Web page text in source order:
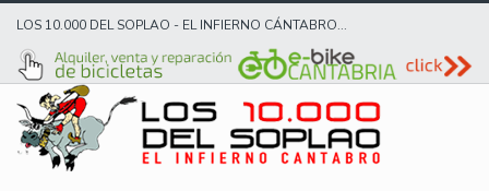
LOS 10.000 DEL SOPLAO - EL INFIERNO CÁNTABRO...